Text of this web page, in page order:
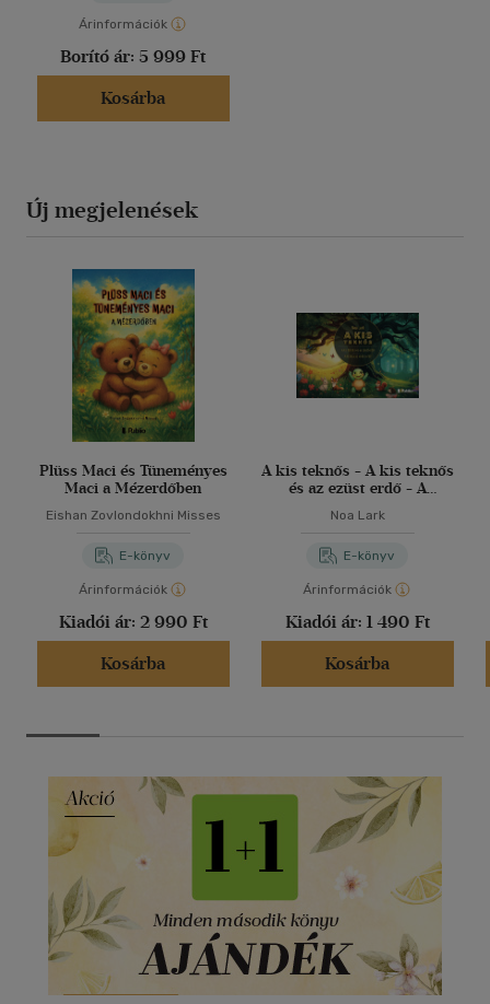
Árinformációk
Borító ár: 5 999 Ft
Kosárba
Új megjelenések
Plüss Maci és Tüneményes
Maci a Mézerdőben
Eishan Zovlondokhni Misses
E-könyv
Árinformációk
Kiadói ár: 2 990 Ft
Kosárba
A kis teknős - A kis teknős
és az ezüst erdő - A
Noa Lark
E-könyv
Árinformációk
Kiadói ár: 1 490 Ft
Kosárba